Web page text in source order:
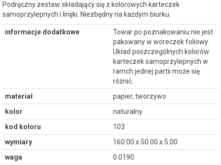
Podręczny zestaw składający się z kolorowych karteczek
samoprzylepnych i linijki. Niezbędny na każdym biurku.
informacje dodatkowe
Towar po poznakowaniu nie jest
pakowany w woreczek foliowy.
Układ poszczególnych kolorów
karteczek samoprzylepnych w
ramch jednej partii może się
różnić.
materiał
papier, tworzywo
kolor
naturalny
kod koloru
103
wymiary
160.00 x 50.00 x 5.00
waga
0.0190